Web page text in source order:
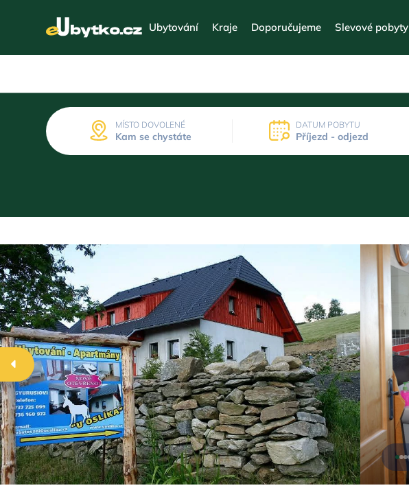
Ubytování Kraje Doporučujeme Slevové pobyty
MÍSTO DOVOLENÉ
Kam se chystáte
DATUM POBYTU
Příjezd - odjezd